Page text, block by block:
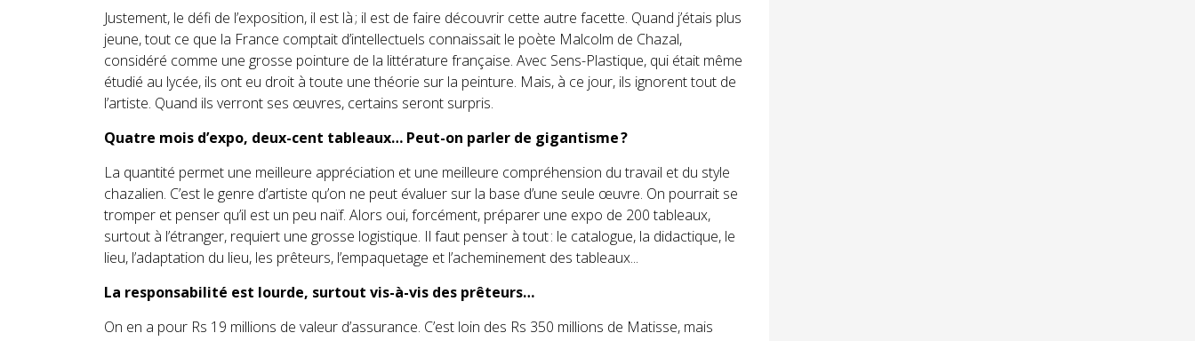
Justement, le défi de l’exposition, il est là ; il est de faire découvrir cette autre facette. Quand j’étais plus
jeune, tout ce que la France comptait d’intellectuels connaissait le poète Malcolm de Chazal,
considéré comme une grosse pointure de la littérature française. Avec Sens-Plastique, qui était même
étudié au lycée, ils ont eu droit à toute une théorie sur la peinture. Mais, à ce jour, ils ignorent tout de
l’artiste. Quand ils verront ses œuvres, certains seront surpris.
Quatre mois d’expo, deux-cent tableaux… Peut-on parler de gigantisme ?
La quantité permet une meilleure appréciation et une meilleure compréhension du travail et du style
chazalien. C’est le genre d’artiste qu’on ne peut évaluer sur la base d’une seule œuvre. On pourrait se
tromper et penser qu’il est un peu naïf. Alors oui, forcément, préparer une expo de 200 tableaux,
surtout à l’étranger, requiert une grosse logistique. Il faut penser à tout : le catalogue, la didactique, le
lieu, l’adaptation du lieu, les prêteurs, l’empaquetage et l’acheminement des tableaux...
La responsabilité est lourde, surtout vis-à-vis des prêteurs…
On en a pour Rs 19 millions de valeur d’assurance. C’est loin des Rs 350 millions de Matisse, mais